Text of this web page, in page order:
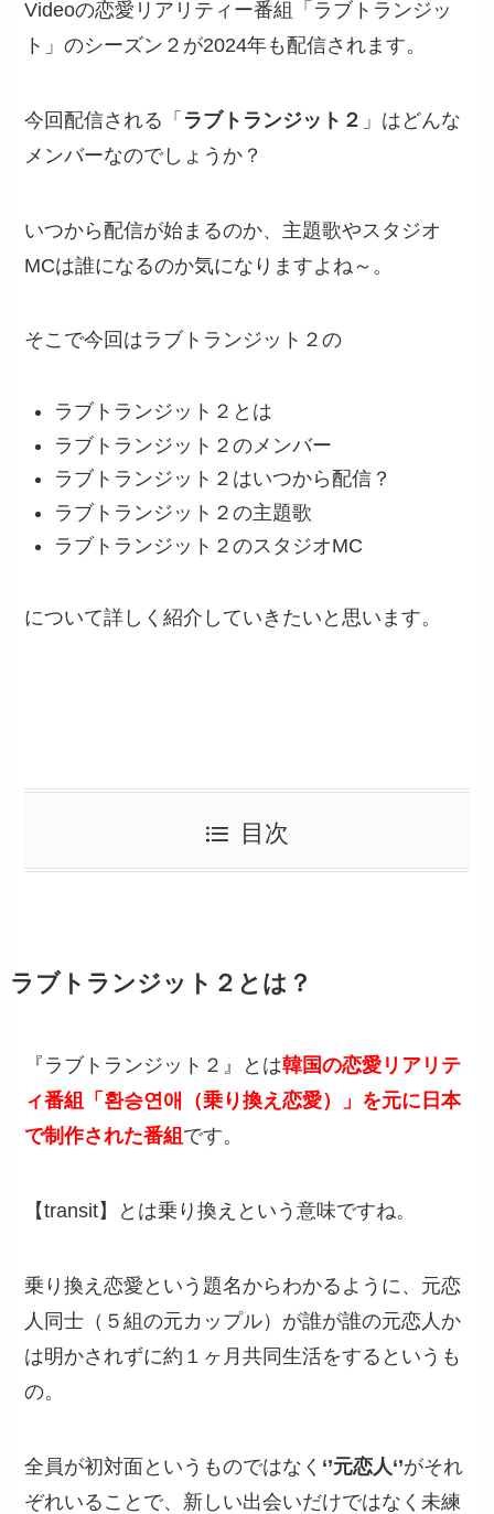
Videoの恋愛リアリティー番組「ラブトランジッ
ト」のシーズン２が2024年も配信されます。
今回配信される「 ラブトランジット２ 」はどんな
メンバーなのでしょうか？
いつから配信が始まるのか、主題歌やスタジオ
MCは誰になるのか気になりますよね～。
そこで今回はラブトランジット２の
ラブトランジット２とは
ラブトランジット２のメンバー
ラブトランジット２はいつから配信？
ラブトランジット２の主題歌
ラブトランジット２のスタジオMC
について詳しく紹介していきたいと思います。
目次
ラブトランジット２とは？
『ラブトランジット２』とは韓国の恋愛リアリテ
ィ番組「환승연애（乗り換え恋愛）」を元に日本
で制作された番組 です。
【transit】とは乗り換えという意味ですね。
乗り換え恋愛という題名からわかるように、元恋
人同士（５組の元カップル）が誰が誰の元恋人か
は明かされずに約１ヶ月共同生活をするというも
の。
全員が初対面というものではなく ‘’元恋人‘’がそれ
ぞれいることで、新しい出会いだけではなく未練